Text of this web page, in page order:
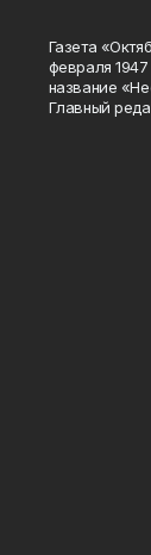
Газета
февраля
название
Главный